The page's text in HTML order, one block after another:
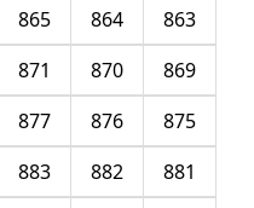
863
864
865
869
870
871
875
876
877
881
882
883